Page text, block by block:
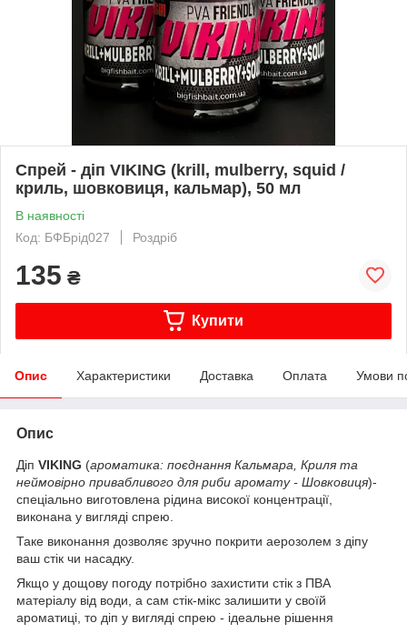
Спрей - діп VIKING (krill, mulberry, squid /
криль, шовковиця, кальмар), 50 мл
В наявності
Код: БФБрід027
Роздріб
135 ₴
Купити
Опис Характеристики Доставка Оплата Умови
Опис
Діп VIKING (ароматика: поєднання Кальмара, Криля та
неймовірно привабливого для риби аромату - Шовковиця)-
спеціально виготовлена рідина високої концентрації,
виконана у вигляді спрею.
Таке виконання дозволяє зручно покрити аерозолем з діпу
ваш стік чи насадку.
Якщо у дощову погоду потрібно захистити стік з ПВА
матеріалу від води, а сам стік-мікс залишити у своїй
ароматиці, то діп у вигляді спрею - ідеальне рішення